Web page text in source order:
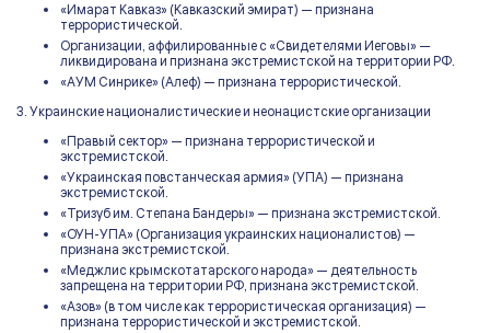
«Имарат Кавказ» (Кавказский эмират) — признана
террористической.
Организации, аффилированные с «Свидетелями Иеговы» —
ликвидирована и признана экстремистской на территории РФ.
«АУМ Синрике» (Алеф) — признана террористической.
3. Украинские националистические и неонацистские организации
«Правый сектор» — признана террористической и
экстремистской.
«Украинская повстанческая армия» (УПА) — признана
экстремистской.
«Тризуб им. Степана Бандеры» — признана экстремистской.
«ОУН-УПА» (Организация украинских националистов) —
признана экстремистской.
«Меджлис крымскотатарского народа» — деятельность
запрещена на территории РФ, признана экстремистской.
«Азов» (в том числе как террористическая организация) —
признана террористической и экстремистской.